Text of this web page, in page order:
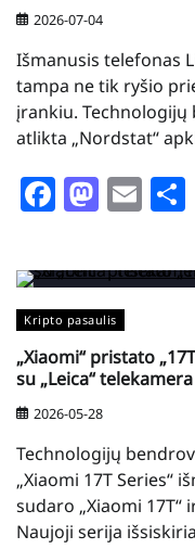
2026-07-04
Išmanusis telefonas
tampa ne tik ryšio
įrankiu. Technologijų
atlikta „Nordstat“
Facebook
Kripto pasaulis
„Xiaomi“ pristato
su „Leica“
2026-05-28
Technologijų
„Xiaomi 17T Series“
sudaro „Xiaomi 17T“
Naujoji serija